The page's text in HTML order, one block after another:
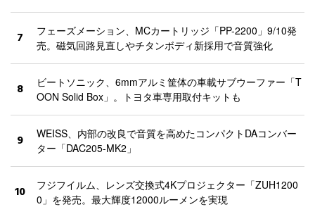
7
フェーズメーション、MCカートリッジ「PP-2200」9/10発
売。磁気回路見直しやチタンボディ新採用で音質強化
8
ビートソニック、6mmアルミ筐体の車載サブウーファー「T
OON Solid Box」。トヨタ車専用取付キットも
9
WEISS、内部の改良で音質を高めたコンパクトDAコンバー
ター「DAC205-MK2」
10
フジフイルム、レンズ交換式4Kプロジェクター「ZUH1200
0」を発売。最大輝度12000ルーメンを実現